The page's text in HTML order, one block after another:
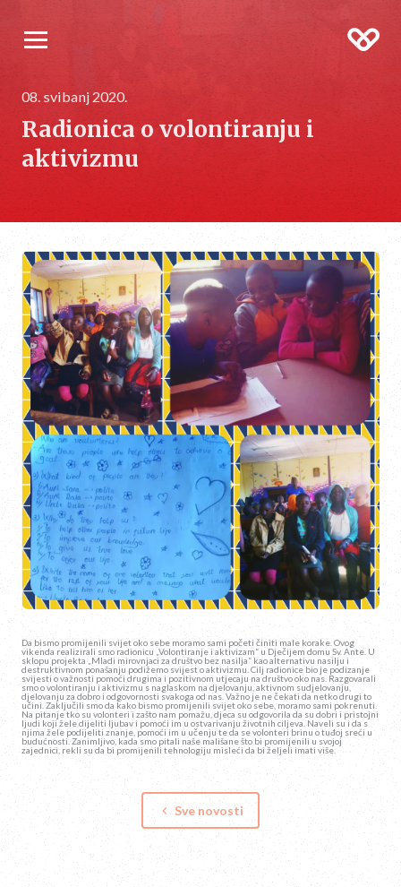
08. svibanj 2020.
Radionica o volontiranju i
aktivizmu
Da bismo promijenili svijet oko sebe moramo sami početi činiti male korake. Ovog
vikenda realizirali smo radionicu „Volontiranje i aktivizam“ u Dječijem domu Sv. Ante. U
sklopu projekta „Mladi mirovnjaci za društvo bez nasilja“ kao alternativu nasilju i
destruktivnom ponašanju podižemo svijest o aktivizmu. Cilj radionice bio je podizanje
svijesti o važnosti pomoći drugima i pozitivnom utjecaju na društvo oko nas. Razgovarali
smo o volontiranju i aktivizmu s naglaskom na djelovanju, aktivnom sudjelovanju,
djelovanju za dobro i odgovornosti svakoga od nas. Važno je ne čekati da netko drugi to
učini. Zaključili smo da kako bismo promijenili svijet oko sebe, moramo sami pokrenuti.
Na pitanje tko su volonteri i zašto nam pomažu, djeca su odgovorila da su dobri i pristojni
ljudi koji žele dijeliti ljubav i pomoći im u ostvarivanju životnih ciljeva. Naveli su i da s
njima žele podijeliti znanje, pomoći im u učenju te da se volonteri brinu o tuđoj sreći u
budućnosti. Zanimljivo, kada smo pitali naše mališane što bi promijenili u svojoj
zajednici, rekli su da bi promijenili tehnologiju misleći da bi željeli imati više.
keyboard_arrow_left Sve novosti